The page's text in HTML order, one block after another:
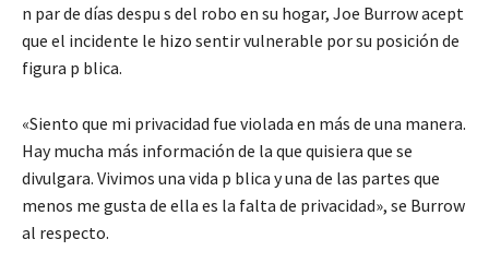
n par de días despu s del robo en su hogar, Joe Burrow acept
que el incidente le hizo sentir vulnerable por su posición de
figura p blica.
«Siento que mi privacidad fue violada en más de una manera.
Hay mucha más información de la que quisiera que se
divulgara. Vivimos una vida p blica y una de las partes que
menos me gusta de ella es la falta de privacidad», se Burrow
al respecto.